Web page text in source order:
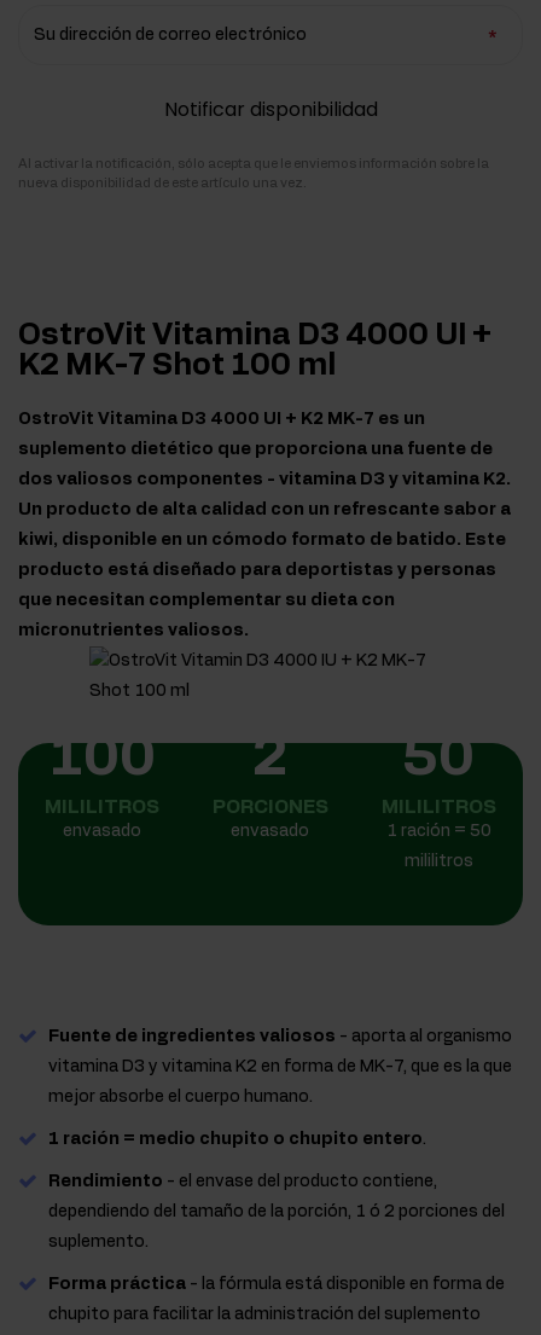
Su dirección de correo electrónico
Notificar disponibilidad
Al activar la notificación, sólo acepta que le enviemos información sobre la
nueva disponibilidad de este artículo una vez.
OstroVit Vitamina D3 4000 UI +
K2 MK-7 Shot 100 ml
OstroVit Vitamina D3 4000 UI + K2 MK-7 es un
suplemento dietético que proporciona una fuente de
dos valiosos componentes - vitamina D3 y vitamina K2.
Un producto de alta calidad con un refrescante sabor a
kiwi, disponible en un cómodo formato de batido. Este
producto está diseñado para deportistas y personas
que necesitan complementar su dieta con
micronutrientes valiosos.
100
MILILITROS
envasado
2
PORCIONES
envasado
50
MILILITROS
1 ración = 50
mililitros
Fuente de ingredientes valiosos - aporta al organismo
vitamina D3 y vitamina K2 en forma de MK-7, que es la que
mejor absorbe el cuerpo humano.
1 ración = medio chupito o chupito entero.
Rendimiento - el envase del producto contiene,
dependiendo del tamaño de la porción, 1 ó 2 porciones del
suplemento.
Forma práctica - la fórmula está disponible en forma de
chupito para facilitar la administración del suplemento